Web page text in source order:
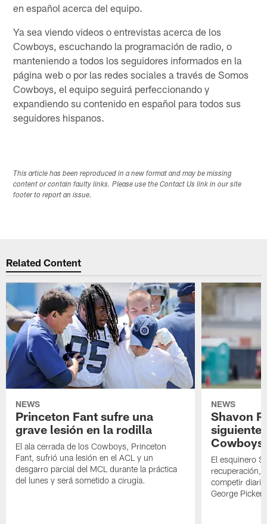
en español acerca del equipo.
Ya sea viendo videos o entrevistas acerca de los
Cowboys, escuchando la programación de radio, o
manteniendo a todos los seguidores informados en la
página web o por las redes sociales a través de Somos
Cowboys, el equipo seguirá perfeccionando y
expandiendo su contenido en español para todos sus
seguidores hispanos.
This article has been reproduced in a new format and may be missing
content or contain faulty links. Please use the Contact Us link in our site
footer to report an issue.
Related Content
NEWS
Princeton Fant sufre una
grave lesión en la rodilla
El ala cerrada de los Cowboys, Princeton
Fant, sufrió una lesión en el ACL y un
desgarro parcial del MCL durante la práctica
del lunes y será sometido a cirugía.
NEWS
Shavon
siguiente
Cowboys
El esquinero
recuperación,
competir
George